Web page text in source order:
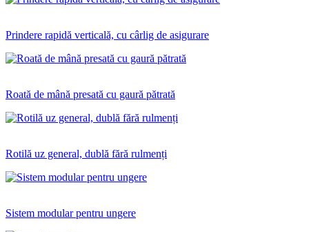
Prindere rapidă verticală, cu cârlig de asigurare
Roată de mână presată cu gaură pătrată
Rotilă uz general, dublă fără rulmenți
Sistem modular pentru ungere